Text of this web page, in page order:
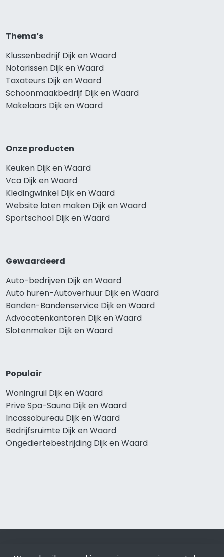
Thema’s
Klussenbedrijf Dijk en Waard
Notarissen Dijk en Waard
Taxateurs Dijk en Waard
Schoonmaakbedrijf Dijk en Waard
Makelaars Dijk en Waard
Onze producten
Keuken Dijk en Waard
Vca Dijk en Waard
Kledingwinkel Dijk en Waard
Website laten maken Dijk en Waard
Sportschool Dijk en Waard
Gewaardeerd
Auto-bedrijven Dijk en Waard
Auto huren-Autoverhuur Dijk en Waard
Banden-Bandenservice Dijk en Waard
Advocatenkantoren Dijk en Waard
Slotenmaker Dijk en Waard
Populair
Woningruil Dijk en Waard
Prive Spa-Sauna Dijk en Waard
Incassobureau Dijk en Waard
Bedrijfsruimte Dijk en Waard
Ongediertebestrijding Dijk en Waard
© 2019 - 2026 Realisatie en SEO door SEO-bureau
Lion